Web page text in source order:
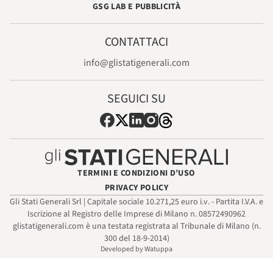
GSG LAB E PUBBLICITÀ
CONTATTACI
info@glistatigenerali.com
SEGUICI SU
TERMINI E CONDIZIONI D’USO
PRIVACY POLICY
Gli Stati Generali Srl | Capitale sociale 10.271,25 euro i.v. - Partita I.V.A. e
Iscrizione al Registro delle Imprese di Milano n. 08572490962
glistatigenerali.com è una testata registrata al Tribunale di Milano (n.
300 del 18-9-2014)
Developed by Watuppa